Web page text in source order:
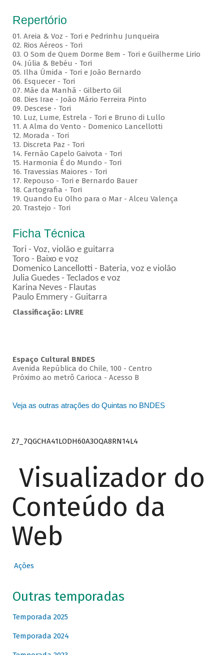
Repertório
01. Areia & Voz - Tori e Pedrinhu Junqueira
02. ⁠Rios Aéreos - Tori
03. O Som de Quem Dorme Bem - Tori e Guilherme Lirio
04. Júlia & Bebéu - Tori
05. Ilha Úmida - Tori e João Bernardo
06. Esquecer - Tori
07. Mãe da Manhã - Gilberto Gil
08. Dies Irae - João Mário Ferreira Pinto
09. Descese - Tori
10. Luz, Lume, Estrela - Tori e Bruno di Lullo
11. A Alma do Vento - Domenico Lancellotti
12. Morada - Tori
13. Discreta Paz - Tori
14. Fernão Capelo Gaivota - Tori
15. Harmonia É do Mundo - Tori
16. Travessias Maiores - Tori
17. Repouso - Tori e Bernardo Bauer
⁠18. Cartografia - Tori
19. Quando Eu Olho para o Mar - Alceu Valença
20. Trastejo - Tori
Ficha Técnica
Tori - Voz, violão e guitarra
Toro - Baixo e voz
Domenico Lancellotti - Bateria, voz e violão
Julia Guedes - Teclados e voz
Karina Neves - Flautas
Paulo Emmery - Guitarra
Classificação: LIVRE
Espaço Cultural BNDES
Avenida República do Chile, 100 - Centro
Próximo ao metrô Carioca - Acesso B
Veja as outras atrações do Quintas no BNDES
Z7_7QGCHA41LODH60A3OQA8RN14L4
Visualizador do
Conteúdo da
Web
Ações
Outras temporadas
Temporada 2025
Temporada 2024